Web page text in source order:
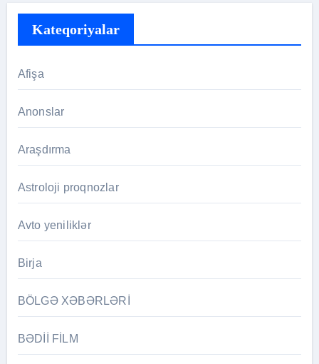
Kateqoriyalar
Afişa
Anonslar
Araşdırma
Astroloji proqnozlar
Avto yeniliklər
Birja
BÖLGƏ XƏBƏRLƏRİ
BƏDİİ FİLM